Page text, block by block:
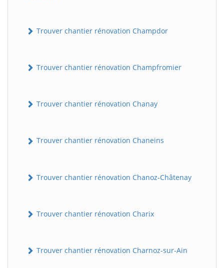
Trouver chantier rénovation Champdor
Trouver chantier rénovation Champfromier
Trouver chantier rénovation Chanay
Trouver chantier rénovation Chaneins
Trouver chantier rénovation Chanoz-Châtenay
Trouver chantier rénovation Charix
Trouver chantier rénovation Charnoz-sur-Ain